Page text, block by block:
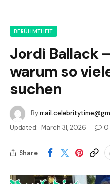
BERÜHMTHEIT
Jordi Ballack
warum so
suchen
By
Updated: March 31, 2026 0
Share